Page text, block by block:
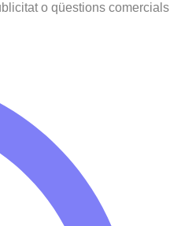
o qüestions comercials